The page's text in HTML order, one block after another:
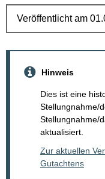
Hinweis
Dies ist eine
Stellungnahme/
Stellungnahme/
aktualisiert.
Zur aktuellen
Gutachtens